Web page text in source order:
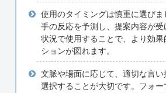
使用のタイミングは慎重に選び
手の反応を予測し、提案内容が
状況で使用することで、より効
ションが図れます。
文脈や場面に応じて、適切な言
選択することが大切です。フォー